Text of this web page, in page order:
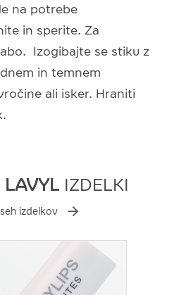
na potrebe
in sperite. Za
Izogibajte se stiku z
in temnem
ali isker. Hraniti
LAVYL IZDELKI
izdelkov